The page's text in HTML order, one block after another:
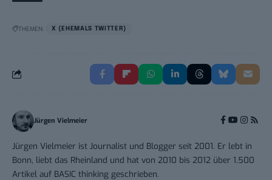
THEMEN: X (EHEMALS TWITTER)
Jürgen Vielmeier
Jürgen Vielmeier ist Journalist und Blogger seit 2001. Er lebt in
Bonn, liebt das Rheinland und hat von 2010 bis 2012 über 1.500
Artikel auf BASIC thinking geschrieben.